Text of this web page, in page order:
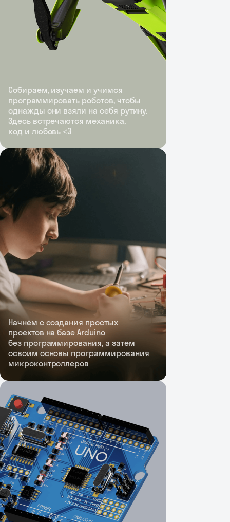
Собираем, изучаем и учимся
программировать роботов, чтобы
однажды они взяли на себя рутину.
Здесь встречаются механика,
код и любовь <3
Начнём с создания простых
проектов на базе Arduino
без программирования, а затем
освоим основы программирования
микроконтроллеров